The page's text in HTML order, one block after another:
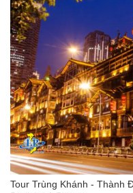
Tour Trùng Khánh - Thành